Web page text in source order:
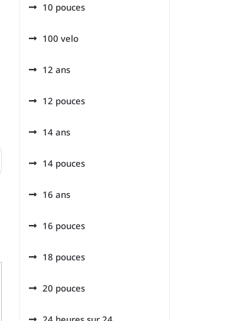
10 pouces
100 velo
12 ans
12 pouces
14 ans
14 pouces
16 ans
16 pouces
18 pouces
20 pouces